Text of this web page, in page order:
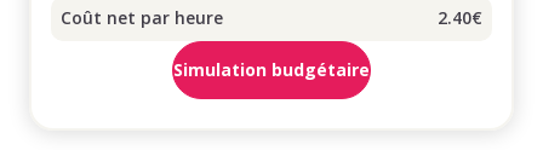
Coût net par heure 2.40€
Simulation budgétaire